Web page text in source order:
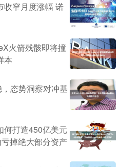
收窄月度涨幅 诺
火箭残骸即将撞
本
态势洞察对冲基
何打造450亿美元
掉绝大部分资产